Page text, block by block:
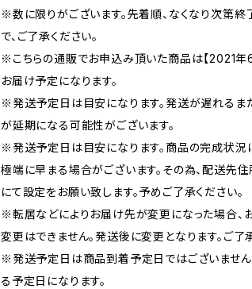
※数に限りがございます。先着順、なくなり次第終
で、ご了承ください。
※こちらの通販でお申込み頂いた商品は【2021年
お届け予定になります。
※発送予定日は目安になります。発送が遅れるま
が延期になる可能性がございます。
※発送予定日は目安になります。商品の完成状況
極端に早まる場合がございます。その為、配送先
にて設定をお願い致します。予めご了承ください。
※転居などによりお届け先が変更になった場合、
変更はできません。発送後に変更となります。ご了
※発送予定日は商品到着予定日ではございません
る予定日になります。